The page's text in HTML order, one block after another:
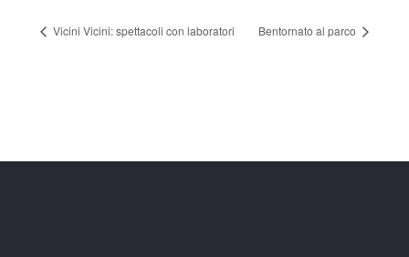
Vicini Vicini: spettacoli con laboratori Bentornato al parco